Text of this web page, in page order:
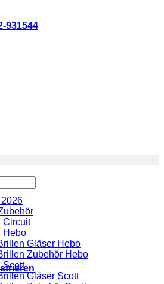
931544
Circuit
Hebo
Gläser Hebo
Zubehör Hebo
Scott
Gläser Scott